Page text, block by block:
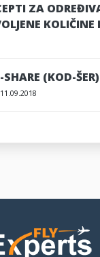
ZA
KOLIČINE
SHARE (KOD-ŠER)
11.09.2018